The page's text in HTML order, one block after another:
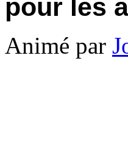
pour les
Animé par